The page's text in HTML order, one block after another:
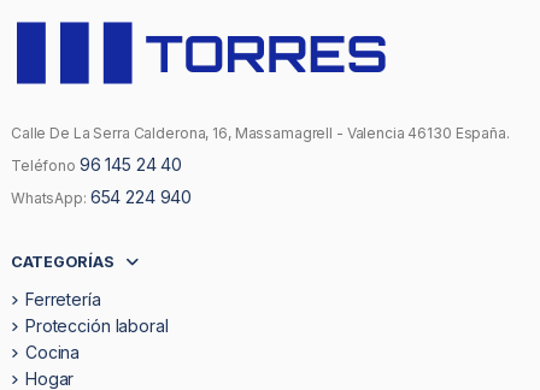
Calle De La Serra Calderona, 16, Massamagrell - Valencia 46130 España.
Teléfono 96 145 24 40
WhatsApp: 654 224 940
CATEGORÍAS
Ferretería
Protección laboral
Cocina
Hogar